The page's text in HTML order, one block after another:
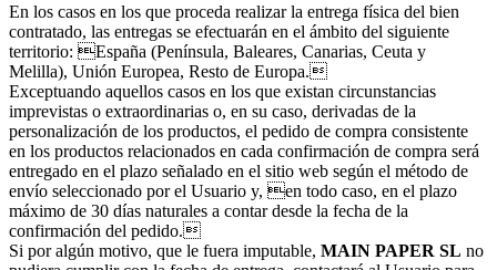
En los casos en los que proceda realizar la entrega física del bien
contratado, las entregas se efectuarán en el ámbito del siguiente
territorio: España (Península, Baleares, Canarias, Ceuta y
Melilla), Unión Europea, Resto de Europa.
Exceptuando aquellos casos en los que existan circunstancias
imprevistas o extraordinarias o, en su caso, derivadas de la
personalización de los productos, el pedido de compra consistente
en los productos relacionados en cada confirmación de compra será
entregado en el plazo señalado en el sitio web según el método de
envío seleccionado por el Usuario y, en todo caso, en el plazo
máximo de 30 días naturales a contar desde la fecha de la
confirmación del pedido.
Si por algún motivo, que le fuera imputable, MAIN PAPER SL no